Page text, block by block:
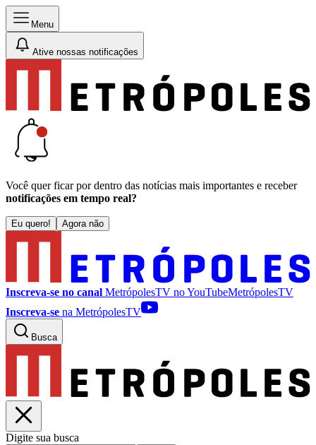
Menu
Ative nossas notificações
Você quer ficar por dentro das notícias mais importantes e receber
notificações em tempo real?
Eu quero! Agora não
Inscreva-se no canal MetrópolesTV noYouTubeMetrópolesTV
Inscreva-se na MetrópolesTV
Busca
Digite sua busca